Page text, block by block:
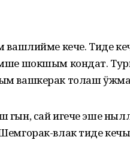
вашлийме кече. Тиде
шокшым кондат.
вашкерак толаш
сай игече эше
влак тиде